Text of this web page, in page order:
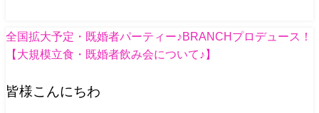
全国拡大予定・既婚者パーティー♪BRANCHプロデュース！
【大規模立食・既婚者飲み会について♪】
皆様こんにちわ